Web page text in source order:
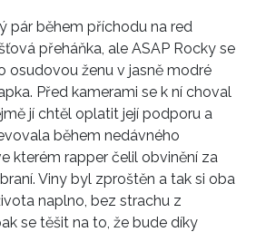
pár během příchodu na red
přeháňka, ale ASAP Rocky se
osudovou ženu v jasně modré
Před kamerami se k ní choval
jí chtěl oplatit její podporu a
během nedávného
kterém rapper čelil obvinění za
Viny byl zproštěn a tak si oba
naplno, bez strachu z
se těšit na to, že bude díky